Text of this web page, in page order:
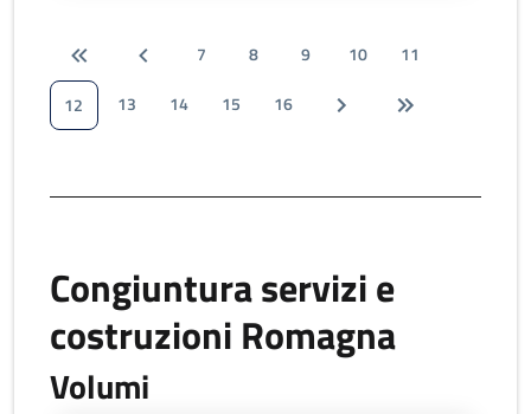
7 8 9 10
11
12
13 14 15 16
Congiuntura servizi e
costruzioni Romagna
Volumi